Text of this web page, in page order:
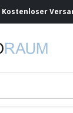
Beratung &